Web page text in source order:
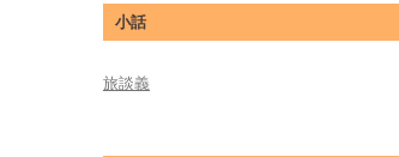
小話
旅談義